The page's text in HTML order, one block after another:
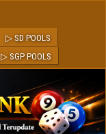
▷ SD POOLS
▷ SGP POOLS